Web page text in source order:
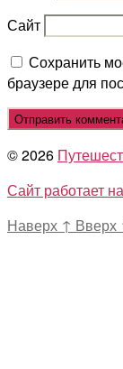
Сайт
Сохранить
браузере для
© 2026
Сайт работает
Наверх ↑ Вверх